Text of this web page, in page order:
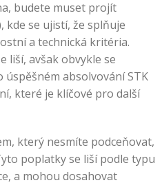
budete muset projít
kde se ujistí, že splňuje
a technická kritéria.
liší, avšak obvykle se
úspěšném absolvování STK
které je klíčové pro další
který nesmíte podceňovat,
poplatky se liší podle typu
a mohou dosahovat